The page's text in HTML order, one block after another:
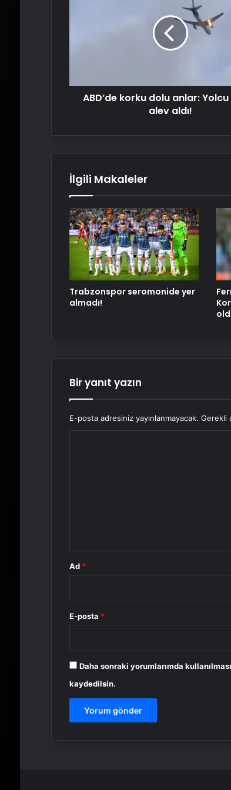
ABD’de korku dolu anlar: Yolcu
alev aldı!
İlgili Makaleler
Trabzonspor seromonide yer
almadı!
Bir yanıt yazın
E-posta adresiniz yayınlanmayacak. Gerekli
Ad *
E-posta *
Daha sonraki yorumlarımda
kaydedilsin.